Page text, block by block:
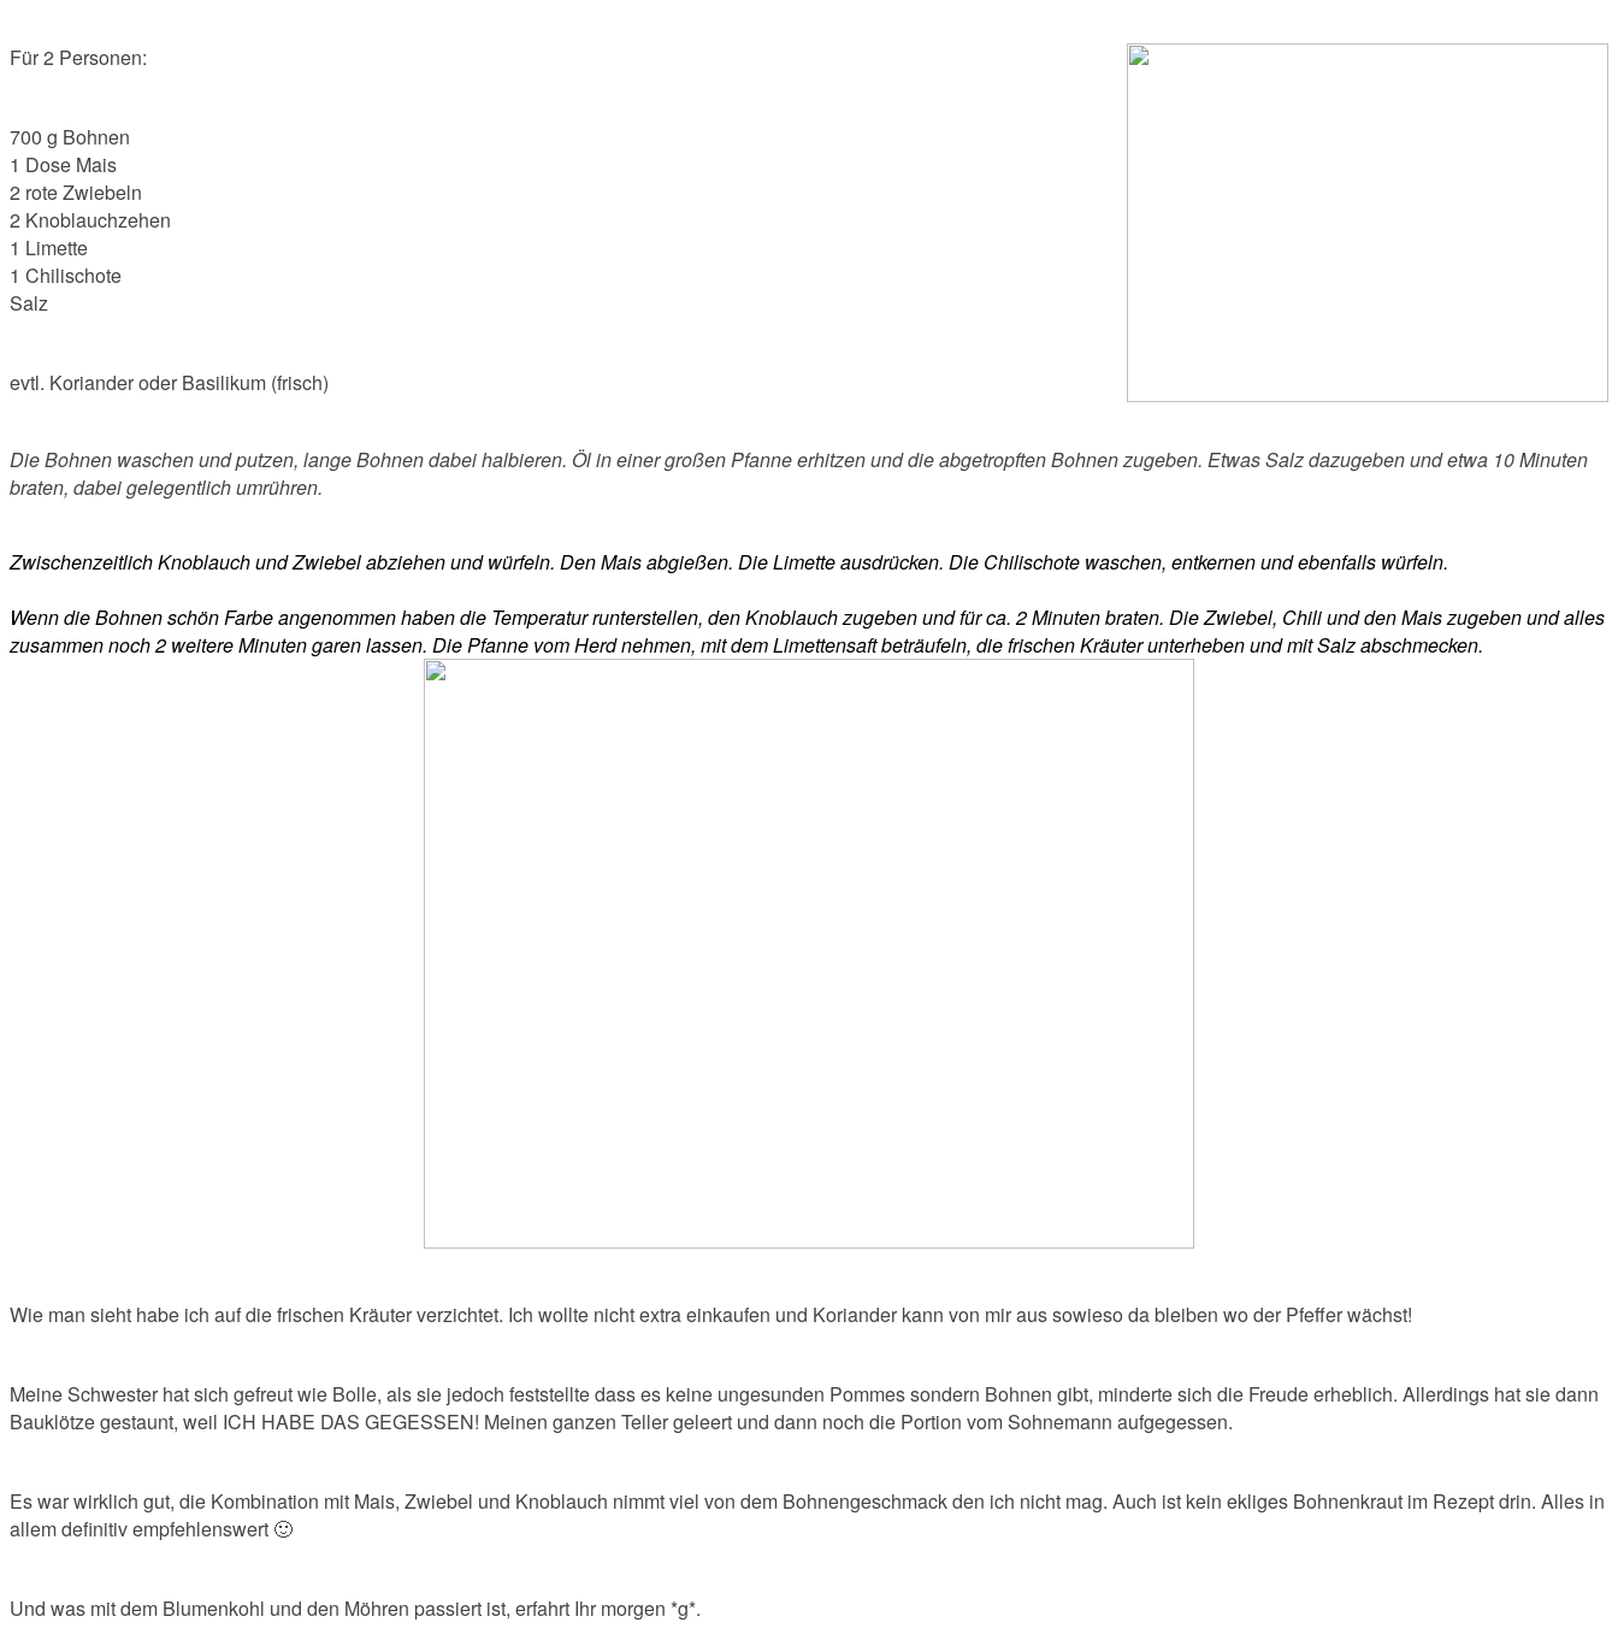
Für 2 Personen:
700 g Bohnen
1 Dose Mais
2 rote Zwiebeln
2 Knoblauchzehen
1 Limette
1 Chilischote
Salz
evtl. Koriander oder Basilikum (frisch)
Die Bohnen waschen und putzen, lange Bohnen dabei halbieren. Öl in einer großen Pfanne erhitzen und die abgetropften Bohnen zugeben. Etwas Salz dazugeben und etwa 10 Minuten
braten, dabei gelegentlich umrühren.
Zwischenzeitlich Knoblauch und Zwiebel abziehen und würfeln. Den Mais abgießen. Die Limette ausdrücken. Die Chilischote waschen, entkernen und ebenfalls würfeln.
Wenn die Bohnen schön Farbe angenommen haben die Temperatur runterstellen, den Knoblauch zugeben und für ca. 2 Minuten braten. Die Zwiebel, Chili und den Mais zugeben und alles
zusammen noch 2 weitere Minuten garen lassen. Die Pfanne vom Herd nehmen, mit dem Limettensaft beträufeln, die frischen Kräuter unterheben und mit Salz abschmecken.
Wie man sieht habe ich auf die frischen Kräuter verzichtet. Ich wollte nicht extra einkaufen und Koriander kann von mir aus sowieso da bleiben wo der Pfeffer wächst!
Meine Schwester hat sich gefreut wie Bolle, als sie jedoch feststellte dass es keine ungesunden Pommes sondern Bohnen gibt, minderte sich die Freude erheblich. Allerdings hat sie dann
Bauklötze gestaunt, weil ICH HABE DAS GEGESSEN! Meinen ganzen Teller geleert und dann noch die Portion vom Sohnemann aufgegessen.
Es war wirklich gut, die Kombination mit Mais, Zwiebel und Knoblauch nimmt viel von dem Bohnengeschmack den ich nicht mag. Auch ist kein ekliges Bohnenkraut im Rezept drin. Alles in
allem definitiv empfehlenswert 🙂
Und was mit dem Blumenkohl und den Möhren passiert ist, erfahrt Ihr morgen *g*.